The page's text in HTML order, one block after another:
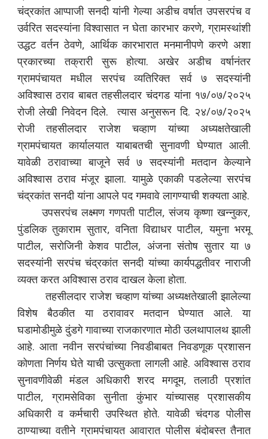
चंद्रकांत आप्पाजी सनदी यांनी गेल्या अडीच वर्षात उपसरपंच व
उर्वरित सदस्यांना विश्वासात न घेता कारभार करणे, ग्रामस्थांशी
उद्धट वर्तन ठेवणे, आर्थिक कारभारात मनमानीपणे करणे अशा
प्रकारच्या तक्रारी सुरू होत्या. अखेर अडीच वर्षानंतर
ग्रामपंचायत मधील सरपंच व्यतिरिक्त सर्व ७ सदस्यांनी
अविश्वास ठराव बाबत तहसीलदार चंदगड यांना १७/०७/२०२५
रोजी लेखी निवेदन दिले. त्यास अनुसरून दि. २४/०७/२०२५
रोजी तहसीलदार राजेश चव्हाण यांच्या अध्यक्षतेखाली
ग्रामपंचायत कार्यालयात याबाबतची सुनावणी घेण्यात आली.
यावेळी ठरावाच्या बाजूने सर्व ७ सदस्यांनी मतदान केल्याने
अविश्वास ठराव मंजूर झाला. यामुळे एकाकी पडलेल्या सरपंच
चंद्रकांत सनदी यांना आपले पद गमवावे लागण्याची शक्यता आहे.
उपसरपंच लक्ष्‍मण गणपती पाटील, संजय कृष्णा खन्नुकर,
पुंडलिक तुकाराम सुतार, वनिता विद्याधर पाटील, यमुना भरमू
पाटील, सरोजिनी केशव पाटील, अंजना संतोष सुतार या ७
सदस्यांनी सरपंच चंद्रकांत सनदी यांच्या कार्यपद्धतीवर नाराजी
व्यक्त करत अविश्वास ठराव दाखल केला होता.
तहसीलदार राजेश चव्हाण यांच्या अध्यक्षतेखाली झालेल्या
विशेष बैठकीत या ठरावावर मतदान घेण्यात आले. या
घडामोडीमुळे दुंडगे गावाच्या राजकारणात मोठी उलथापालथ झाली
आहे. आता नवीन सरपंचांच्या निवडीबाबत निवडणूक प्रशासन
कोणता निर्णय घेते याची उत्सुकता लागली आहे. अविश्वास ठराव
सुनावणीवेळी मंडल अधिकारी शरद मगदूम, तलाठी प्रशांत
पाटील, ग्रामसेविका सुनीता कुंभार यांच्यासह प्रशासकीय
अधिकारी व कर्मचारी उपस्थित होते. यावेळी चंदगड पोलीस
ठाण्याच्या वतीने ग्रामपंचायत आवारात पोलीस बंदोबस्त तैनात